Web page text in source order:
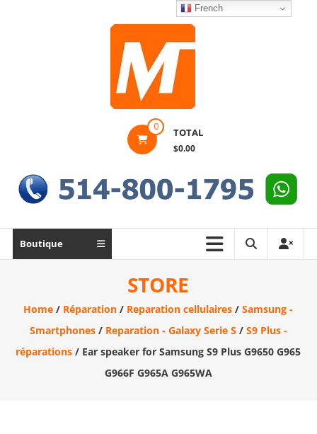
et
vente
Ordinateur,
cellulaire
0 TOTAL
$0.00
Boutique
STORE
Home / Réparation / Reparation cellulaires /Samsung -
Smartphones/ Reparation - Galaxy Serie S/ S9 Plus -
réparations / Ear speaker for Samsung S9 Plus G9650 G965
G966F G965A G965WA
French